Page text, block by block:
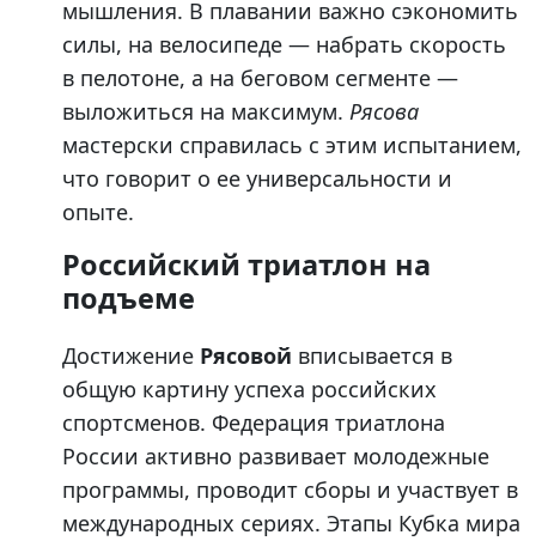
мышления. В плавании важно сэкономить
силы, на велосипеде — набрать скорость
в пелотоне, а на беговом сегменте —
выложиться на максимум. Рясова
мастерски справилась с этим испытанием,
что говорит о ее универсальности и
опыте.
Российский триатлон на
подъеме
Достижение Рясовой вписывается в
общую картину успеха российских
спортсменов. Федерация триатлона
России активно развивает молодежные
программы, проводит сборы и участвует в
международных сериях. Этапы Кубка мира